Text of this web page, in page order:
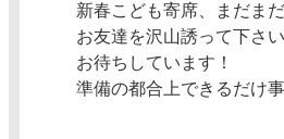
新春こども寄席、まだま
お友達を沢山誘って下さい
お待ちしています！
準備の都合上できるだけ